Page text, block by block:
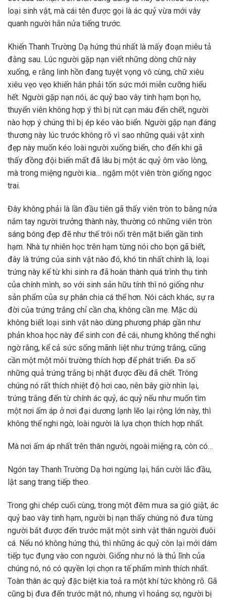
loại sinh vật, mà cái tên được gọi là ác quỷ vừa mới vây
quanh người hắn nửa tiếng trước.
Khiến Thanh Trường Dạ hứng thú nhất là mấy đoạn miêu tả
đằng sau. Lúc người gặp nạn viết những dòng chữ này
xuống, e rằng linh hồn đang tuyệt vọng vô cùng, chữ xiêu
xiêu vẹo vẹo khiến hắn phải tốn sức mới miễn cưỡng hiểu
hết. Người gặp nạn nói, ác quỷ bao vây tinh hạm bọn họ,
thuyển viên không hợp ý thì bị rút cạn máu đến chết, người
nào hợp ý chúng thì bị ép kéo vào biển. Người gặp nạn đáng
thương này lúc trước không rõ vì sao những quái vật xinh
đẹp này muốn kéo loài người xuống biển, cho đến khi gã
thấy đồng đội biến mất đã lâu bị một ác quỷ ôm vào lòng,
mà trong miệng người kia… ngậm một viên tròn giống ngọc
trai.
Đây không phải là lần đầu tiên gã thấy viên tròn to bằng nửa
nắm tay người trưởng thành này, thường có những viên tròn
sáng bóng đẹp đẽ như thế trôi nổi trên mặt biển gần tinh
hạm. Nhà tự nhiên học trên hạm từng nói cho bọn gã biết,
đây là trứng của sinh vật nào đó, khó tin nhất chính là, loại
trứng này kể từ khi sinh ra đã hoàn thành quá trình thụ tinh
của chính mình, so với sinh sản hữu tính thì nó giống như
sản phẩm của sự phân chia cá thể hơn. Nói cách khác, sự ra
đời của trứng trắng chỉ cần cha, không cần mẹ. Mặc dù
không biết loại sinh vật nào dùng phương pháp gần như
phản khoa học này để sinh con đẻ cái, nhưng không thể nghi
ngờ rằng, kể cả sức sống mãnh liệt như trứng trắng, cũng
cần một một môi trường thích hợp để phát triển. Đa số
những quả trứng trắng bị nhặt được đều đã chết. Trông
chúng nó rất thích nhiệt độ hơi cao, nên bây giờ nhìn lại,
trứng trắng đến từ chính ác quỷ, ác quỷ nếu như muốn tìm
một nơi ấm áp ở nơi đại dương lạnh lẽo lại rộng lớn này, thì
không thể nghi ngờ, loài người là lựa chọn thích hợp nhất.
Mà nơi ấm áp nhất trên thân người, ngoài miệng ra, còn có…
Ngón tay Thanh Trường Dạ hơi ngừng lại, hắn cười lắc đầu,
lật sang trang tiếp theo.
Trong ghi chép cuối cùng, trong một đêm mưa sa gió giật, ác
quỷ bao vây tinh hạm, người bị nạn thấy chúng nó đưa từng
người bắt được đến trước mặt một sinh vật thân người đuôi
cá. Nếu nó không hứng thú, thì những ác quỷ còn lại mới dám
tiếp tục đụng vào con người. Giống như nó là thủ lĩnh của
chúng nó, nó có quyền lợi chọn ra tế phẩm mình thích nhất.
Toàn thân ác quỷ đặc biệt kia toả ra một khí tức không rõ. Gã
cũng bị đưa đến trước mặt nó, nhưng vì hoảng sợ, người bị